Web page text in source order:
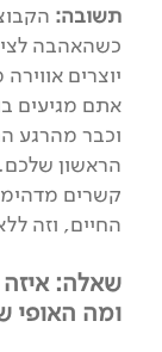
תשובה:
כשהאהבה
יוצרים
אתם מגיעים
וכבר מהרגע
הראשון
קשרים
החיים, וזה
שאלה: איזה
ומה האופי